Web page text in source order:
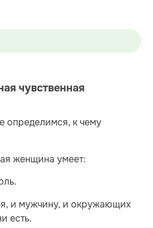
чувственная
определимся, к чему
женщина умеет:
и мужчину, и окружающих
есть.